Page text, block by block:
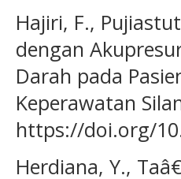
Hajiri, F.,
dengan
Darah pada
Keperawatan
https://doi.org/
Herdiana, Y.,